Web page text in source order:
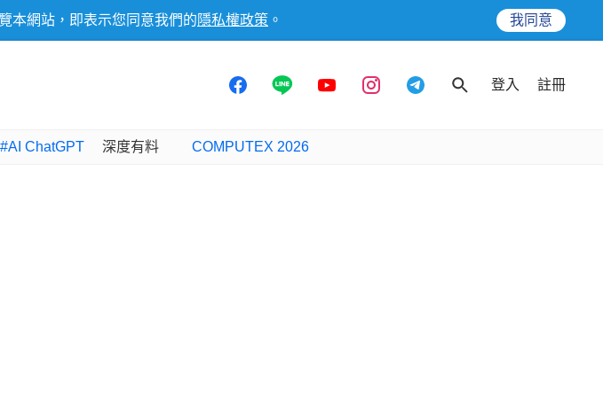
本網站，即表示您同意我們的 隱私權政策 。 我同意
登入 註冊
#AI ChatGPT 深度有料 COMPUTEX 2026